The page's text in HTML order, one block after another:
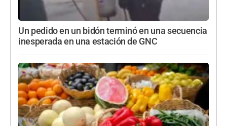
Un pedido en un bidón terminó en una secuencia
inesperada en una estación de GNC